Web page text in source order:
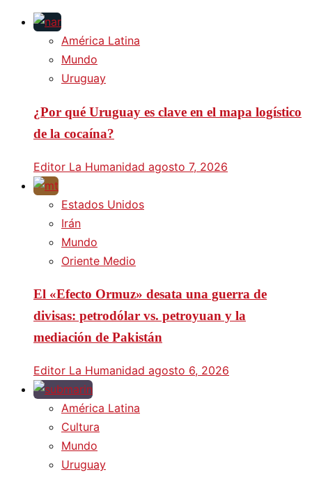
América Latina
Mundo
Uruguay
¿Por qué Uruguay es clave en el mapa logístico
de la cocaína?
Editor La Humanidad agosto 7, 2026
Estados Unidos
Irán
Mundo
Oriente Medio
El «Efecto Ormuz» desata una guerra de
divisas: petrodólar vs. petroyuan y la
mediación de Pakistán
Editor La Humanidad agosto 6, 2026
América Latina
Cultura
Mundo
Uruguay